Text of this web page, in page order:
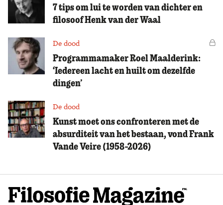
7 tips om lui te worden van dichter en
filosoof Henk van der Waal
De dood
Programmamaker Roel Maalderink:
‘Iedereen lacht en huilt om dezelfde
dingen’
De dood
Kunst moet ons confronteren met de
absurditeit van het bestaan, vond Frank
Vande Veire (1958-2026)